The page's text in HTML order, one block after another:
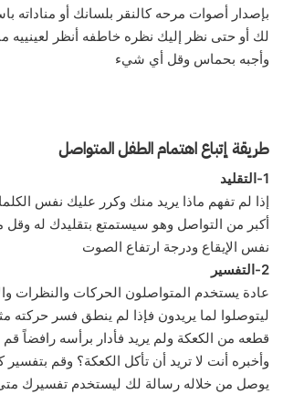
بإصدار أصوات مرحه كالنقر بلسانك أو مناداته
لك أو حتى نظر إليك نظره خاطفه أنظر لعينييه
وأجبه بحماس وقل أي شيء
طريقة إتباع اهتمام الطفل المتواصل
1-التقليد
إذا لم تفهم ماذا يريد منك وكرر عليك نفس
أكبر من التواصل وهو سيستمتع بتقليدك له
نفس الإيقاع ودرجة ارتفاع الصوت
2-التفسير
عادة يستخدم المتواصلون الحركات والنظرات
ليتوصلوا لما يريدون فإذا لم ينطق فسر حركته
قطعه من الكعكة ولم يريد فأدار برأسه رافضاً
وأخبره أنت لا تريد أن تأكل الكعكة؟ وقم
يوصل من خلاله رسالة لك ليستخدم تفسيرك